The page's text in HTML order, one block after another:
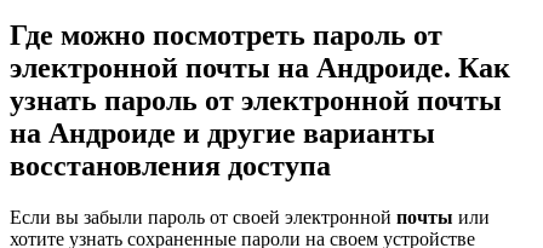
Где можно посмотреть пароль от
электронной почты на Андроиде. Как
узнать пароль от электронной почты
на Андроиде и другие варианты
восстановления доступа
Если вы забыли пароль от своей электронной почты или
хотите узнать сохраненные пароли на своем устройстве